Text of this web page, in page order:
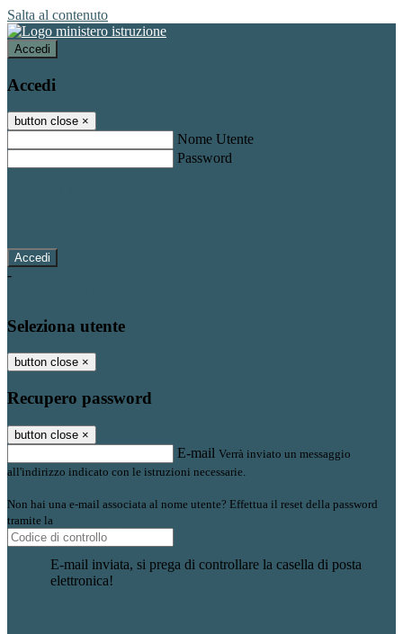
Salta al contenuto
Accedi
Accedi
button close ×
Nome Utente
Password
-
Seleziona utente
button close ×
Recupero password
button close ×
E-mail Verrà inviato un messaggio
all'indirizzo indicato con le istruzioni necessarie.
Non hai una e-mail associata al nome utente? Effettua il reset della password
tramite la
E-mail inviata, si prega di controllare la casella di posta
elettronica!